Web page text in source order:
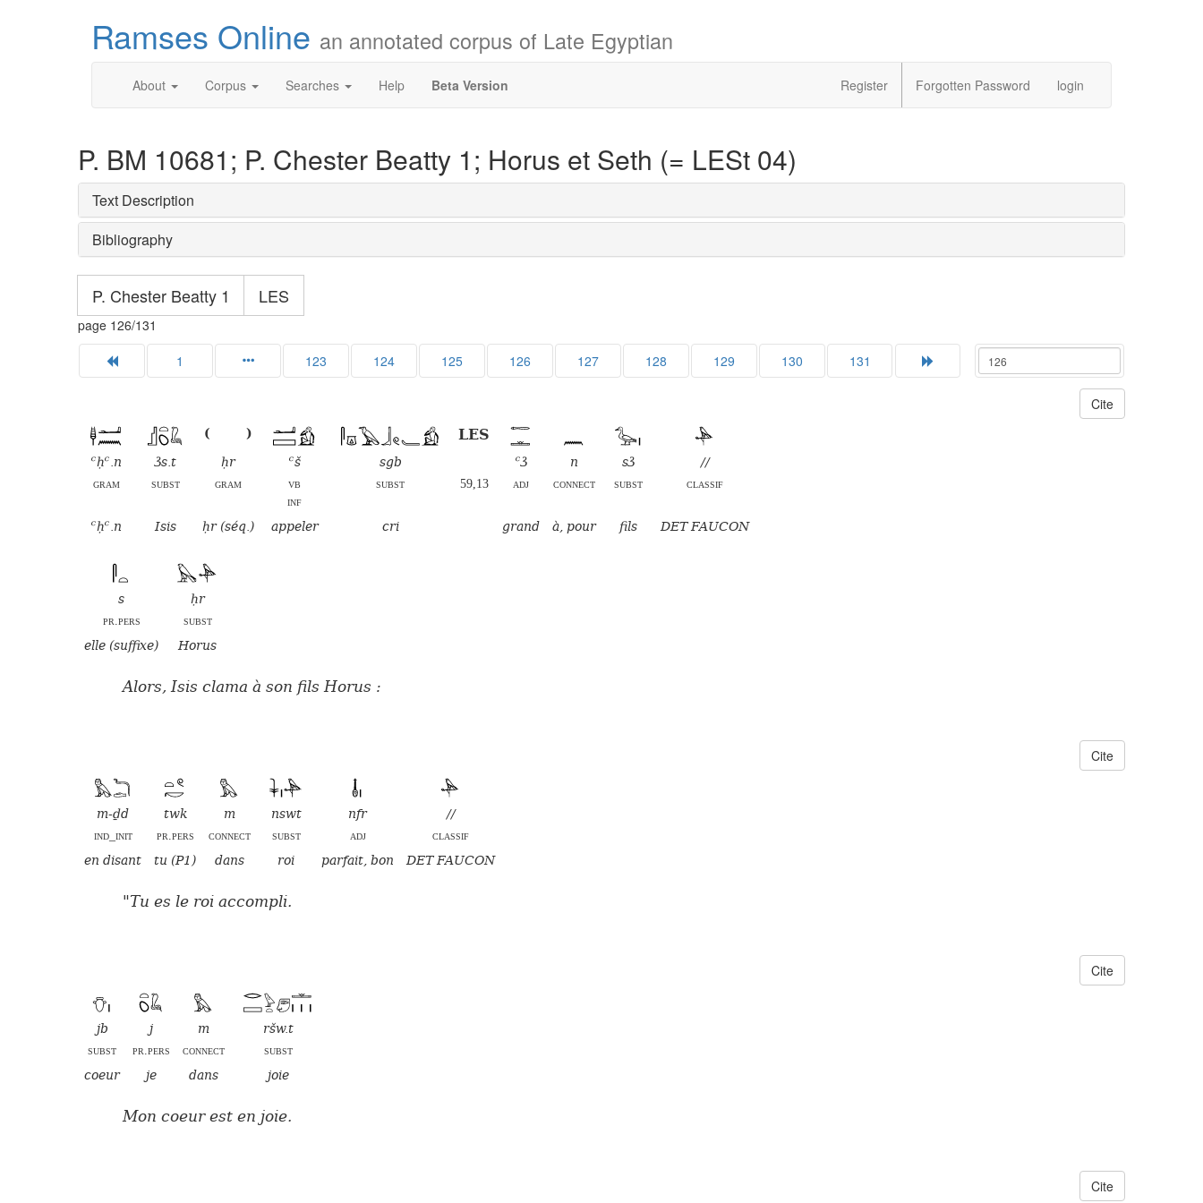
Ramses Online an annotated corpus of Late Egyptian
About Corpus Searches Help Beta Version Register Forgotten Password login
P. BM 10681; P. Chester Beatty 1; Horus et Seth (= LESt 04)
Text Description
Bibliography
P. Chester Beatty 1 LES
page 126/131
1 123 124 125 126 127 128 129 130 131
Cite
( ) LES
ꜥḥꜥ.n ꜣs.t ḥr ꜥš sgb ꜥꜣ n sꜣ //
gram subst gram
vb
inf
subst 59,13 adj connect subst classif
ꜥḥꜥ.n Isis ḥr (séq.) appeler cri grand à, pour fils DET FAUCON
s ḥr
pr.pers subst
elle (suffixe) Horus
Alors, Isis clama à son fils Horus :
Cite
m-ḏd twk m nswt nfr //
ind_init pr.pers connect subst adj classif
en disant tu (P1) dans roi parfait, bon DET FAUCON
"Tu es le roi accompli.
Cite
jb j m ršw.t
subst pr.pers connect subst
coeur je dans joie
Mon coeur est en joie.
Cite